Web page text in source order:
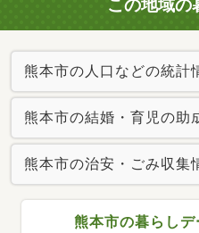
この地域の
熊本市の人口などの統計
熊本市の結婚・育児の助
熊本市の治安・ごみ収集
熊本市の暮らし